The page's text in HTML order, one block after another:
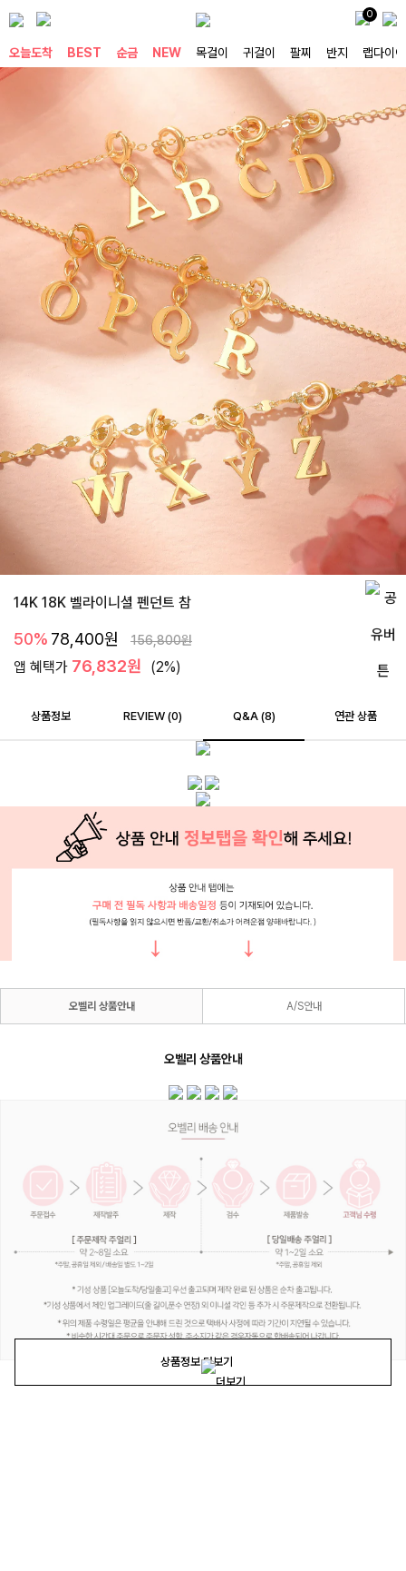
0
오늘도착 BEST 순금 NEW 목걸이 귀걸이 팔찌 반지 랩다이아
14K 18K 벨라이니셜 펜던트 참
50% 78,400원 156,800원
앱 혜택가 76,832원 (2%)
상품정보 REVIEW (0) Q&A (8) 연관 상품
상품정보 더보기
오벨리 상품안내 A/S안내
오벨리 상품안내